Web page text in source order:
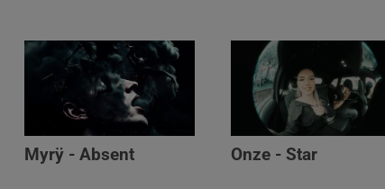
Myrÿ - Absent Onze - Star